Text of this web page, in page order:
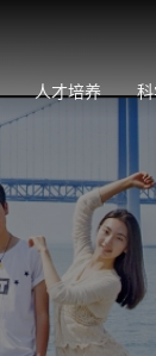
人才培养